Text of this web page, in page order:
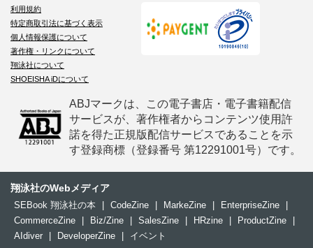
利用規約
特定商取引法に基づく表示
個人情報保護について
著作権・リンクについて
翔泳社について
SHOEISHA iDについて
ABJマークは、この電子書店・電子書籍配信
サービスが、著作権者からコンテンツ使用許
諾を得た正規版配信サービスであることを示
す登録商標（登録番号 第12291001号）です。
翔泳社のWebメディア
SEBook 翔泳社の本 | CodeZine | MarkeZine | EnterpriseZine
|
CommerceZine
| Biz/Zine | SalesZine | HRzine | ProductZine
|
AIdiver
| DeveloperZine | イベント